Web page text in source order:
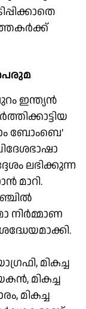
ഇന്ത്യന്‍
ബോംബെ'
ലഭിക്കുന്ന
മാറി.
നിര്‍മ്മാണ
മികച്ച
മികച്ച
മികച്ച